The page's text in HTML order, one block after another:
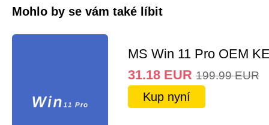
Mohlo by se vám také líbit
MS Win 11 Pro OEM
31.18 EUR 199.99 EUR
Kup nyní